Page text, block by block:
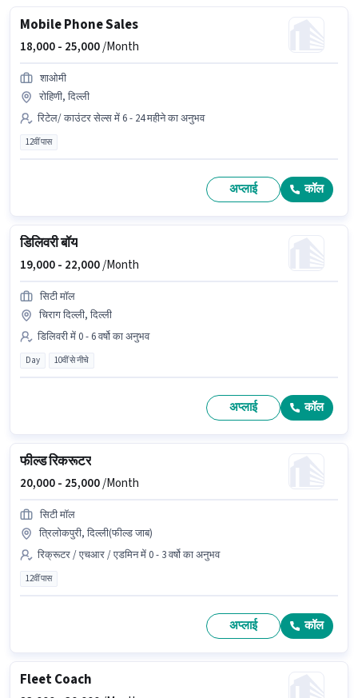
Mobile Phone Sales
18,000 - 25,000/Month
शाओमी
रोहिणी, दिल्ली
रिटेल/ काउंटर सेल्स में 6 - 24 महीने का अनुभव
12वीं पास
अप्लाई कॉल
डिलिवरी बॉय
19,000 - 22,000/Month
सिटी मॉल
चिराग दिल्ली, दिल्ली
डिलिवरी में 0 - 6 वर्षो का अनुभव
Day 10वीं से नीचे
अप्लाई कॉल
फील्ड रिकरूटर
20,000 - 25,000/Month
सिटी मॉल
त्रिलोकपुरी, दिल्ली(फील्ड जाब)
रिक्रूटर / एचआर / एडमिन में 0 - 3 वर्षो का अनुभव
12वीं पास
अप्लाई कॉल
Fleet Coach